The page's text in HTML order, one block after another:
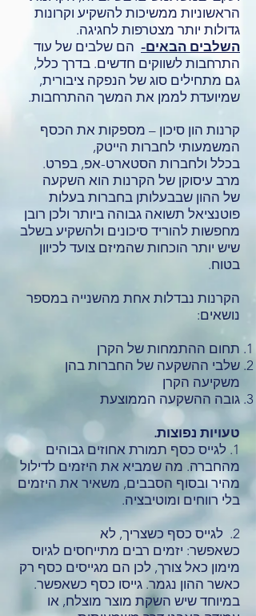
הראשוניות ממשיכות להשקיע וקרונות
גדולות יותר מצטרפות לחגיגה.
השלבים הבאים- הם שלבים של עוד
התרחבות לשווקים חדשים. בדרך כלל,
גם מתחילים סוג של הנפקה ציבורית,
שמיועדת לממן את המשך ההתרחבות.
קרנות הון סיכון – מספקות את הכסף
המשמעותי לחברות הייטק,
בכלל ולחברות הסטארט-אפ, בפרט.
מרב עיסוקן של הקרנות הוא השקעה
של ההון שבבעלותן בחברות בעלות
פוטנציאל תשואה גבוהה ביותר ולכן רובן
מחפשות להוריד סיכונים ולהשקיע בשלב
שיש יותר הוכחות שהמיזם צועד לכיוון
בטוח.
הקרנות נבדלות אחת מהשנייה במספר
נושאים:
תחום ההתמחות של הקרן
שלבי ההשקעה של החברות בהן
משקיעה הקרן
גובה ההשקעה הממוצעת
טעויות נפוצות.
1. לגייס כסף תמורת אחוזים גבוהים
מהחברה. מה שמביא את היזמים לדילול
מהיר ובסוף הסבבים, משאיר את היזמים
בלי רווחים ומוטיבציה.
2. לגייס כסף כשצריך, לא
כשאפשר: יזמים רבים מתייחסים לגיוס
מימון כאל צורך, לכן הם מגייסים כסף רק
כאשר ההון נגמר. גייסו כסף כשאפשר.
במיוחד שיש השקת מוצר מוצלח, או